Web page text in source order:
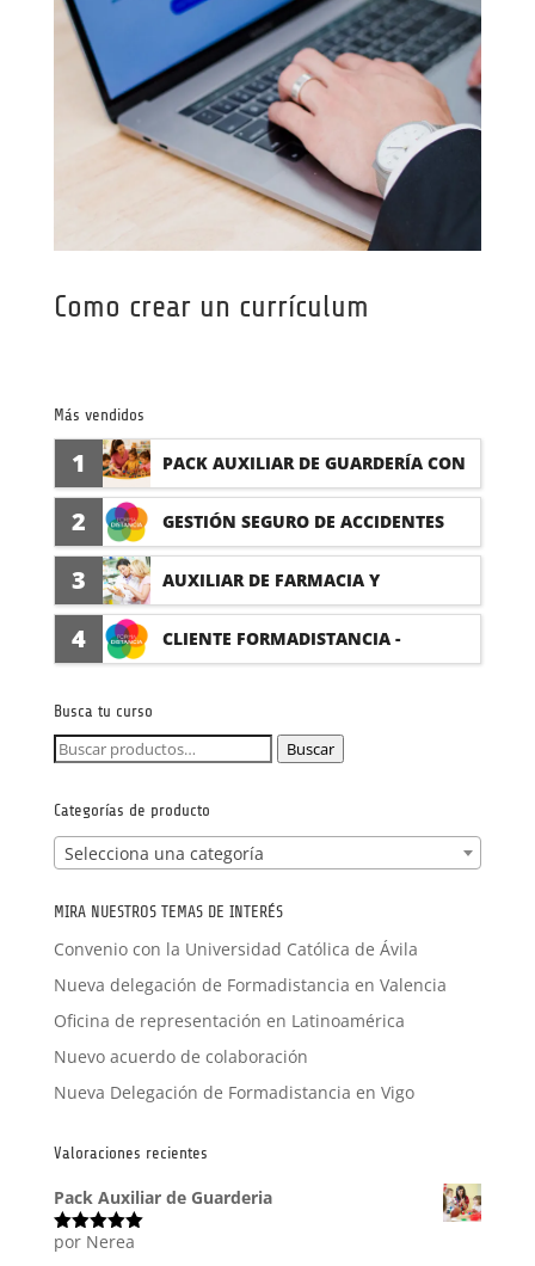
Como crear un currículum
Más vendidos
1 PACK AUXILIAR DE GUARDERÍA CON
PRÁCTICAS
2 GESTIÓN SEGURO DE ACCIDENTES
(PRÁCTICAS FORMATIVAS)
3 AUXILIAR DE FARMACIA Y
PARAFARMACIA CON PRÁCTICAS
4 CLIENTE FORMADISTANCIA -
Busca tu curso
Buscar
Buscar
Categorías de producto
Selecciona una categoría
MIRA NUESTROS TEMAS DE INTERÉS
Convenio con la Universidad Católica de Ávila
Nueva delegación de Formadistancia en Valencia
Oficina de representación en Latinoamérica
Nuevo acuerdo de colaboración
Nueva Delegación de Formadistancia en Vigo
Valoraciones recientes
Pack Auxiliar de Guarderia
Valorado
por Nerea